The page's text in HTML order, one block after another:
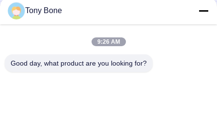
Η μηχανή συγκόλλησης HDPE 3M χρησιμοποιείται στη
μεγαλύτερη εργοστάσιο της Γαλλίας
Ζυθοποιείς βυθού από φύλλα PP πάχους 30 mm για την
κατασκευή πυροσβεστικών οχημάτων και οχημάτων
Tony Bone
9:26 AM
Good day, what product are you looking for?